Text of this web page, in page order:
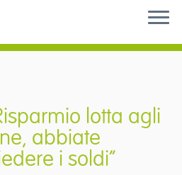
lotta agli
abbiate
i soldi”